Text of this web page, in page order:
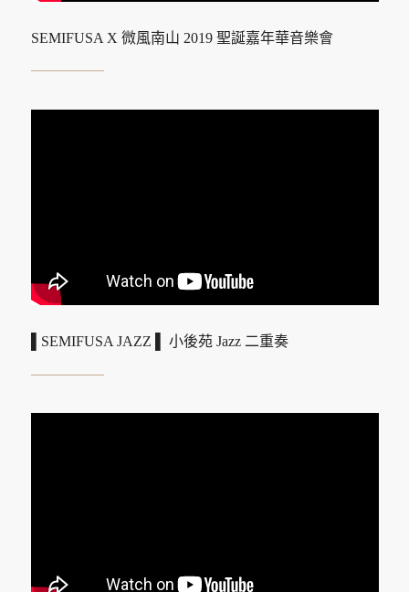
SEMIFUSA X 微風南山 2019 聖誕嘉年華音樂會
▌SEMIFUSA JAZZ ▌ 小後苑 Jazz 二重奏